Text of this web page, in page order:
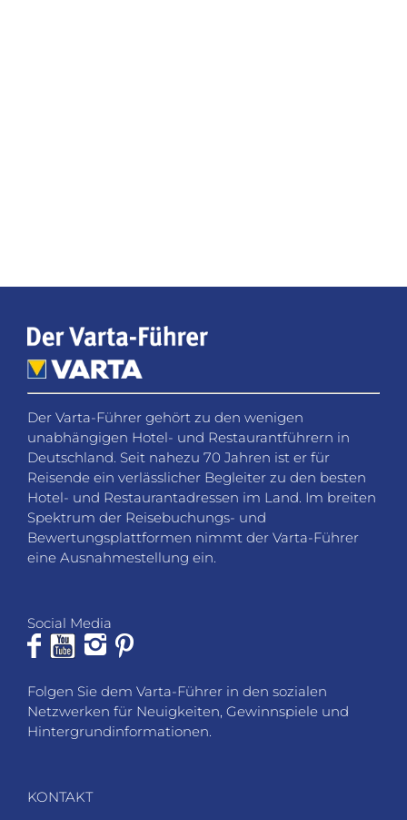
Der Varta-Führer gehört zu den wenigen
unabhängigen Hotel- und Restaurantführern in
Deutschland. Seit nahezu 70 Jahren ist er für
Reisende ein verlässlicher Begleiter zu den besten
Hotel- und Restaurantadressen im Land. Im breiten
Spektrum der Reisebuchungs- und
Bewertungsplattformen nimmt der Varta-Führer
eine Ausnahmestellung ein.
Social Media
Folgen Sie dem Varta-Führer in den sozialen
Netzwerken für Neuigkeiten, Gewinnspiele und
Hintergrundinformationen.
KONTAKT